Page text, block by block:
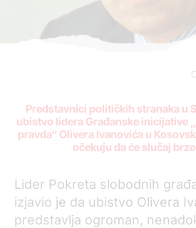
Predstavnici političkih stranaka u
ubistvo lidera Građanske inicijative
pravda“ Olivera Ivanovića u
očekuju da će slučaj
Lider Pokreta slobodnih
izjavio je da ubistvo Olivera
predstavlja ogroman,